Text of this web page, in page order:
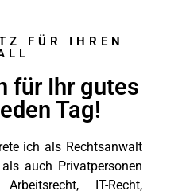
FÜR IHREN
für Ihr gutes
Tag!
ich als Rechtsanwalt
auch Privatpersonen
IT-Recht,